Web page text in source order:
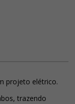
projeto elétrico.
trazendo